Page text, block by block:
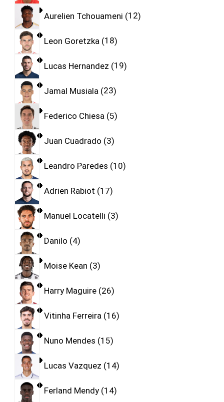
Aurelien Tchouameni 12
Leon Goretzka 18
Lucas Hernandez 19
Jamal Musiala 23
Federico Chiesa 5
Juan Cuadrado 3
Leandro Paredes 10
Adrien Rabiot 17
Manuel Locatelli 3
Danilo 4
Moise Kean 3
Harry Maguire 26
Vitinha Ferreira 16
Nuno Mendes 15
Lucas Vazquez 14
Ferland Mendy 14